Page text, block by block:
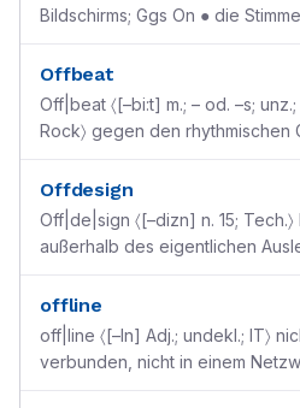
Bildschirms; Ggs On ● die
Offbeat
Off|beat 〈[–bi:t] m.; – od. –s;
Rock〉 gegen den rhythmischen
de...
Offdesign
Off|de|sign 〈[–dizn] n. 15;
außerhalb des eigentlichen
[<engl....
offline
off|line 〈[–ln] Adj.; undekl.; IT〉
verbunden, nicht in einem